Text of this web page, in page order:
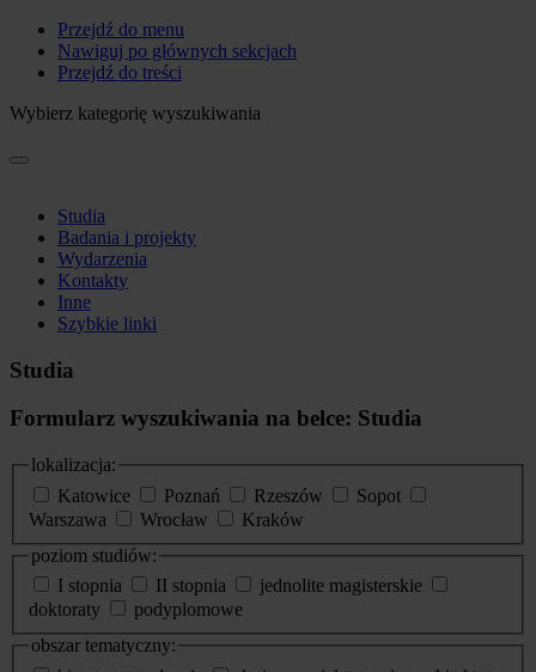
Przejdź do menu
Nawiguj po głównych sekcjach
Przejdź do treści
Wybierz kategorię wyszukiwania
Studia
Badania i projekty
Wydarzenia
Kontakty
Inne
Szybkie linki
Studia
Formularz wyszukiwania na belce: Studia
lokalizacja:
Katowice
Poznań Rzeszów
Sopot
Warszawa
Wrocław
Kraków
poziom studiów:
I stopnia
II stopnia
jednolite magisterskie
doktoraty
podyplomowe
obszar tematyczny: